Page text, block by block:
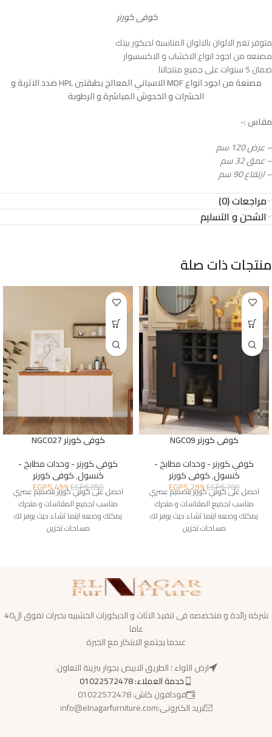
كوفى كورنر
متوفر تغير الالوان بالالوان المناسبة لديكور بيتك
مصنعه من اجود انواع الاخشاب و الاكسسوار
ضمان 5 سنوات على جميع منتجاتنا
مصنعة من اجود انواع MDF الاسباني المعالج بطبقتين HPL ضدد الاتربة و
الحشرات و الخدوش المباشرة و الرطوبة
مقاس :-
– عرض 120 سم
– عمق 32 سم
– ارتفاع 90 سم
مراجعات (0)
الشحن و التسليم
منتجات ذات صلة
-21%
كوفى كورنر NGC09
كوفي كورنر - وحدات مطابخ -
كنسول,كوفى كورنر
EGP6,700
EGP5,299
احصل على كوفي كورنر بتصميم عصري
مناسب لجميع المقاسات و متحرك
يمكنك وضعه اينما تشاء حيث يوفر لك
مساحات تخزين
-20%
كوفى كورنر NGC027
كوفي كورنر - وحدات مطابخ -
كنسول,كوفى كورنر
EGP6,850
EGP5,499
احصل على كوفي كورنر بتصميم عصري
مناسب لجميع المقاسات و متحرك
يمكنك وضعه اينما تشاء حيث يوفر لك
مساحات تخزين
شركه رائدة و متخصصه فى تنفيذ الاثاث و الديكورات الخشبيه بخبرات تفوق ال40
عاما
عندما يجتمع الابتكار مع الخبرة
ارض اللواء ؛ الطريق الابيض بجوار بنزينة التعاون.
خدمة العملاء: 01022572478
فودافون كاش: 01022572478
بريد الكترونى:info@elnagarfurniture.com